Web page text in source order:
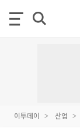
이투데이 산업